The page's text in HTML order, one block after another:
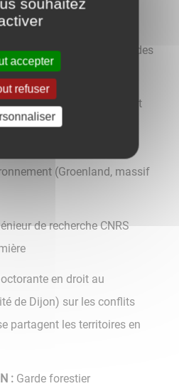
de l’UMR
de Dijon
entre champignon et vie des
en archéologie et
l’Université de Franche-
les interactions entre les
(Groenland, massif
de recherche CNRS
en droit au
de Dijon) sur les conflits
partagent les territoires en
: Garde forestier
souhaitez
accepter
refuser